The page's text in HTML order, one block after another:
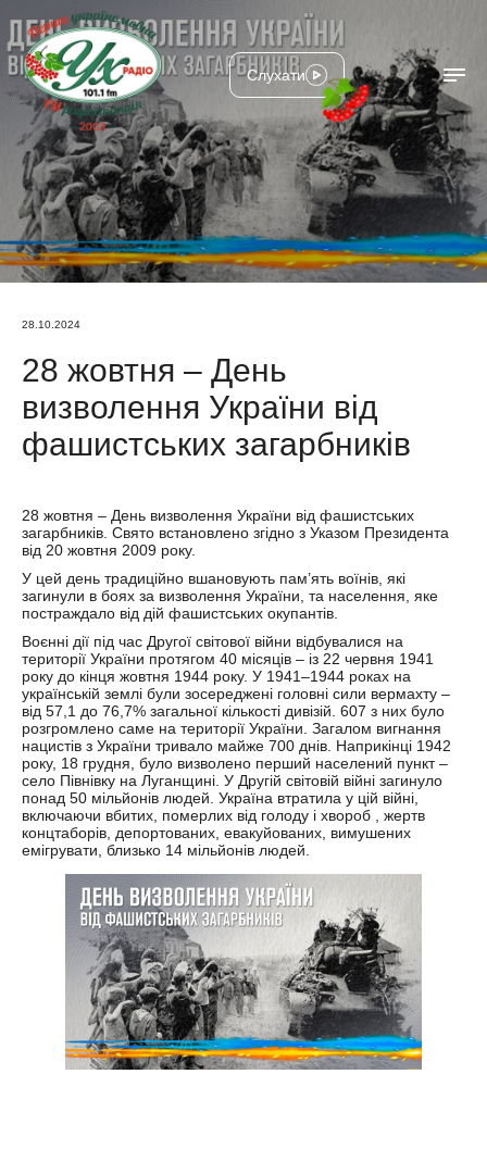
Слухати
28.10.2024
28 жовтня – День
визволення України від
фашистських загарбників
28 жовтня – День визволення України від фашистських
загарбників. Свято встановлено згідно з Указом Президента
від 20 жовтня 2009 року.
У цей день традиційно вшановують пам’ять воїнів, які
загинули в боях за визволення України, та населення, яке
постраждало від дій фашистських окупантів.
Воєнні дії під час Другої світової війни відбувалися на
території України протягом 40 місяців – із 22 червня 1941
року до кінця жовтня 1944 року. У 1941–1944 роках на
українській землі були зосереджені головні сили вермахту –
від 57,1 до 76,7% загальної кількості дивізій. 607 з них було
розгромлено саме на території України. Загалом вигнання
нацистів з України тривало майже 700 днів. Наприкінці 1942
року, 18 грудня, було визволено перший населений пункт –
село Півнівку на Луганщині. У Другій світовій війні загинуло
понад 50 мільйонів людей. Україна втратила у цій війні,
включаючи вбитих, померлих від голоду і хвороб , жертв
концтаборів, депортованих, евакуйованих, вимушених
емігрувати, близько 14 мільйонів людей.